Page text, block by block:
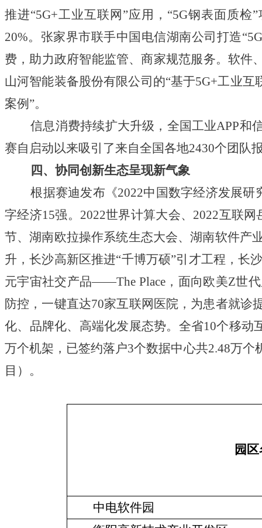
推进“5G+工业互联网”应用，“5G钢表面质
20%。张家界市联手中国电信湖南公司打造
费，助力政府智能监管、商家规范服务。软件
山河智能装备股份有限公司的“基于5G+工业
案例”。
信息消费持续扩大升级，全国工业APP和信
赛自启动以来吸引了来自全国各地2430个团队
四、协同创新生态呈现新气象
根据赛迪发布《2022中国数字经济发展研
字经济15强。2022世界计算大会、2022互联
节、湖南欧拉操作系统生态大会、湖南软件产
升，长沙高新区推进“千博万硕”引才工程，长
元宇宙社交产品——The Place，面向欧美Z世
防控，一键直达70家互联网医院，为患者就
化、品牌化、高端化发展态势。全省10个移动
万个机架，已签约落户3个数据中心共2.48万
目）。
园
中电软件园